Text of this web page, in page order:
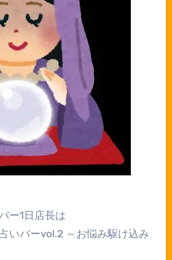
ー1日店長は
いバーvol.2 ～お悩み駆け込み